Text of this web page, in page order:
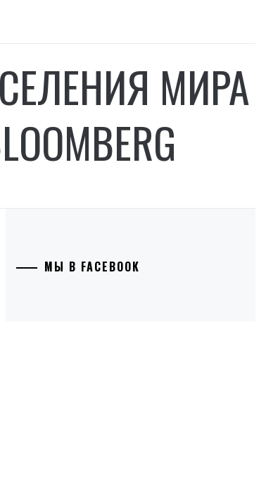
МИРА
МЫ В FACEBOOK